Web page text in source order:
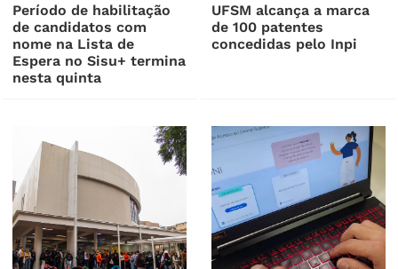
Período de habilitação
de candidatos com
nome na Lista de
Espera no Sisu+ termina
nesta quinta
UFSM alcança a marca
de 100 patentes
concedidas pelo Inpi